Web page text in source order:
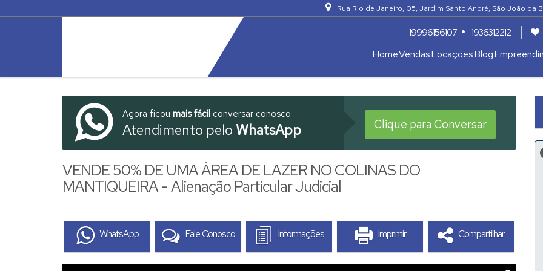
Rua Rio de Janeiro, 05, Jardim Santo André, São João da
19996156107 1936312212
Blog
Locações
Vendas
Home
Agora ficou mais fácil conversar conosco
Atendimento pelo WhatsApp Clique para Conversar
VENDE 50% DE UMA ÁREA DE LAZER NO COLINAS DO
MANTIQUEIRA - Alienação Particular Judicial
WhatsApp Fale Conosco Informações Imprimir Compartilhar